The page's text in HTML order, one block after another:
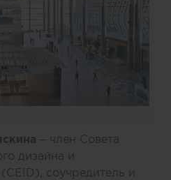
– член Совета
дизайна и
соучредитель и